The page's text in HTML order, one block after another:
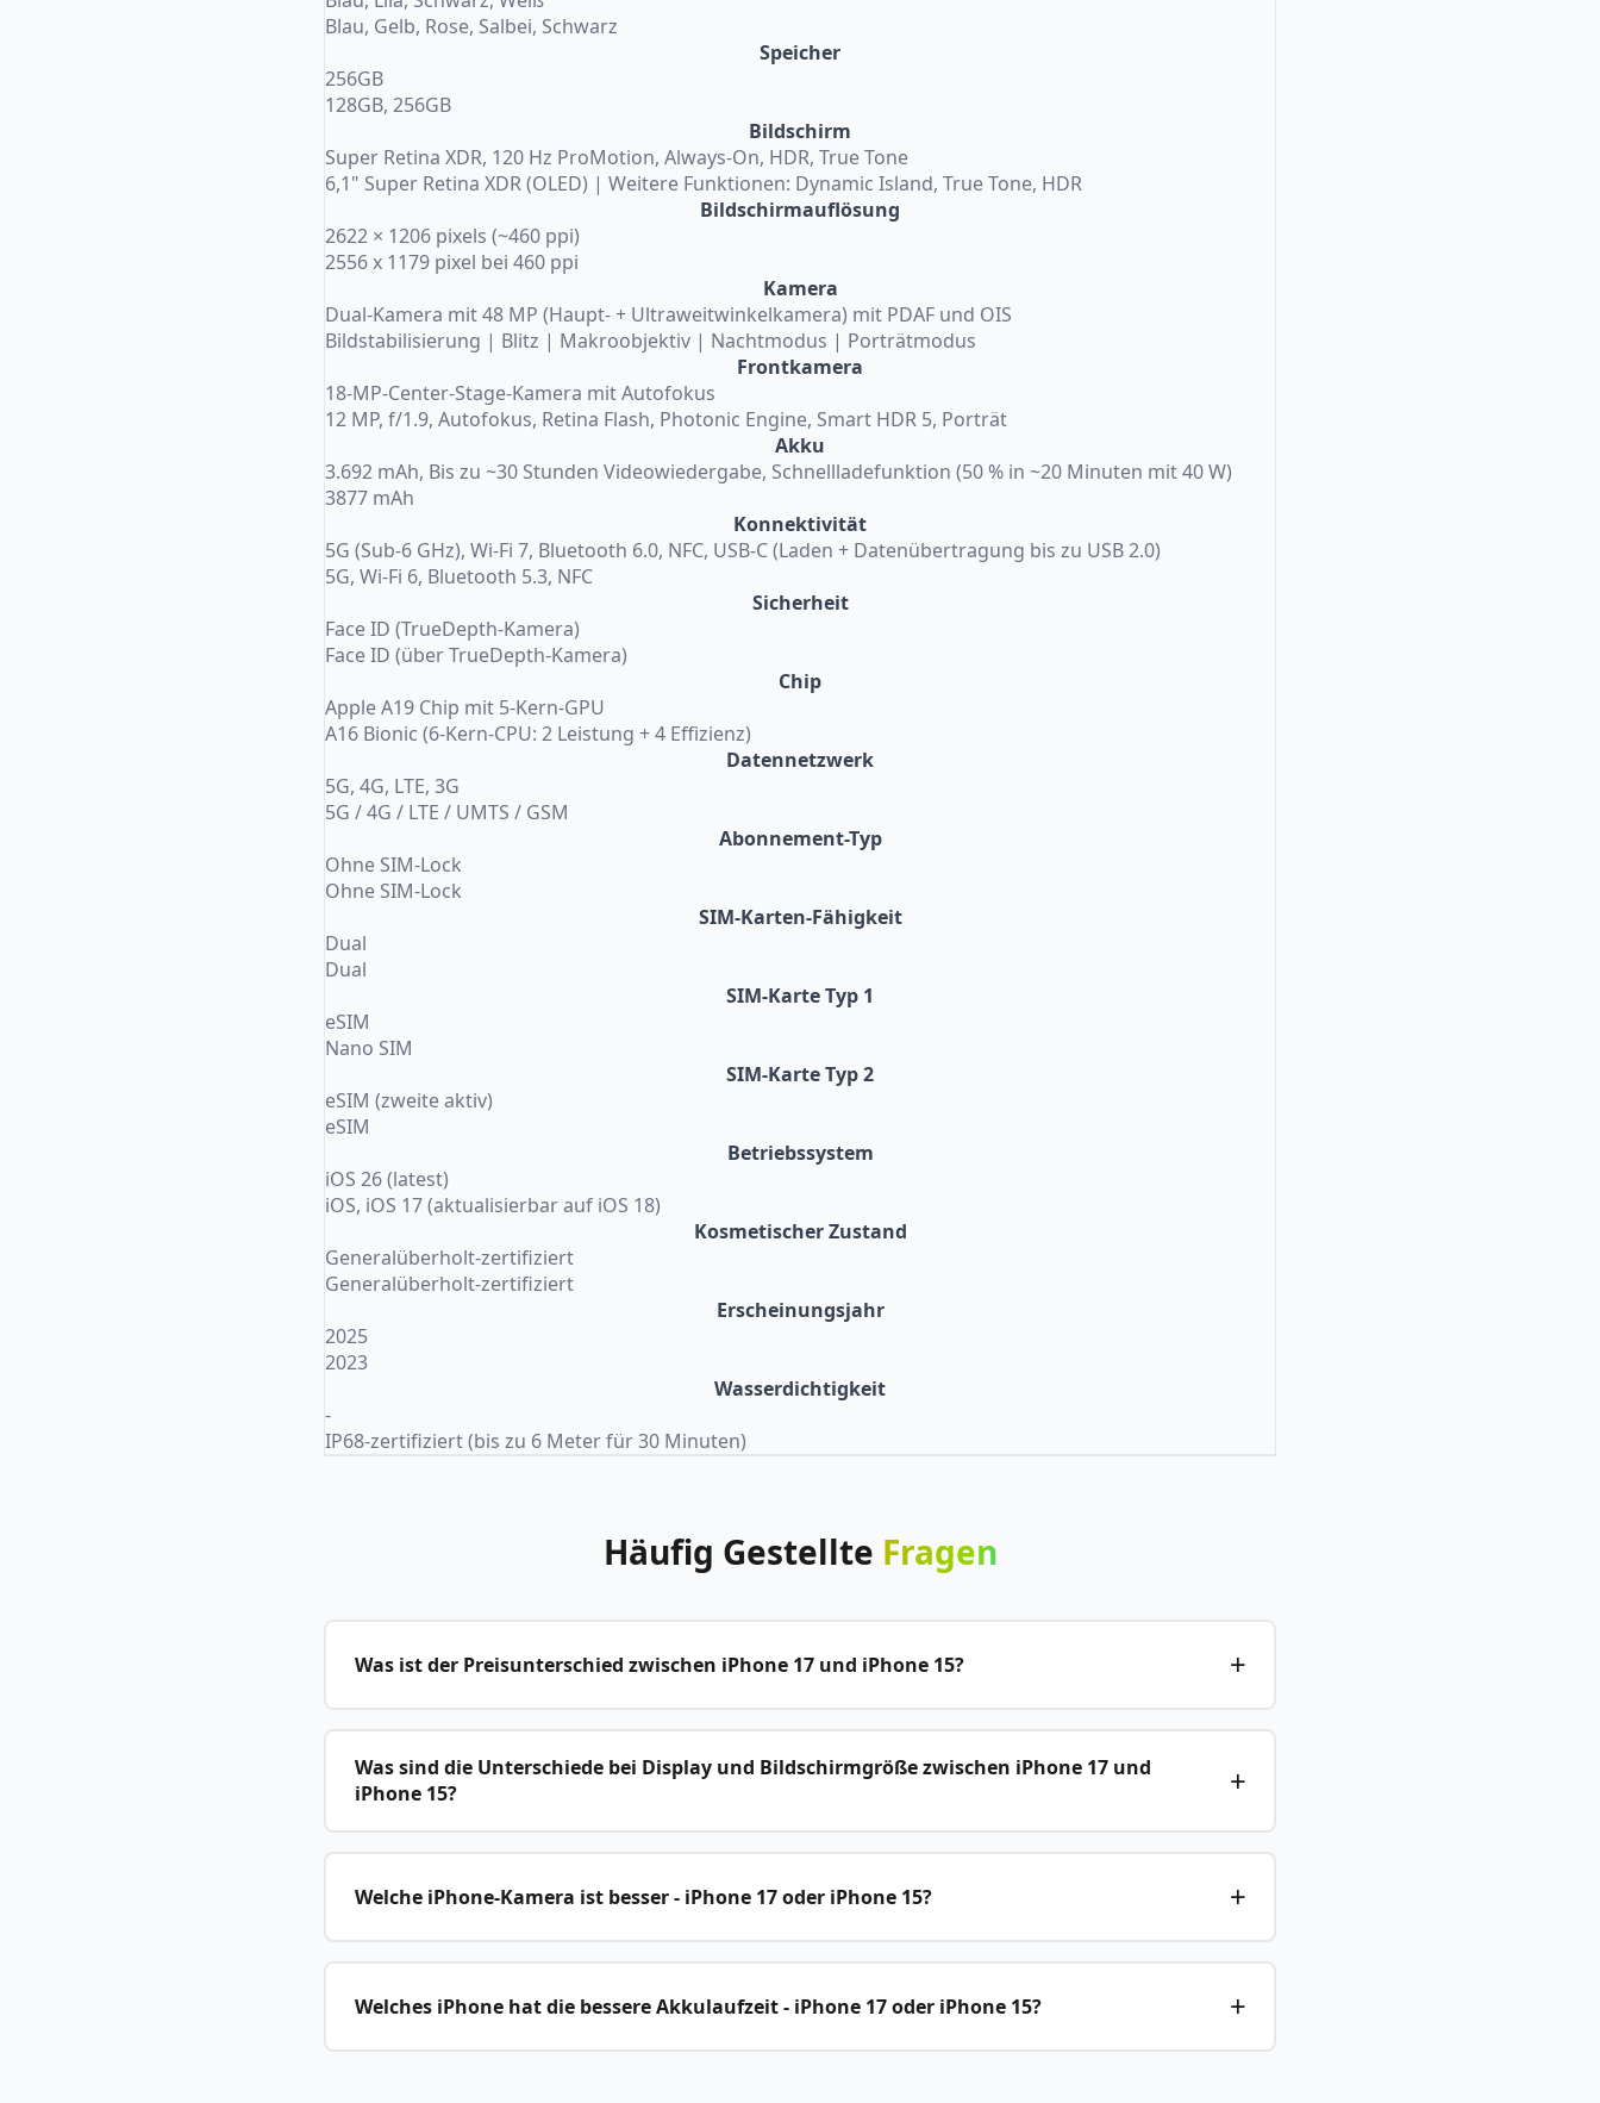
Blau, Gelb, Rose, Salbei, Schwarz
Speicher
256GB
128GB, 256GB
Bildschirm
Super Retina XDR, 120 Hz ProMotion, Always-On, HDR, True Tone
6,1" Super Retina XDR (OLED) | Weitere Funktionen: Dynamic Island, True Tone, HDR
Bildschirmauflösung
2622 × 1206 pixels (~460 ppi)
2556 x 1179 pixel bei 460 ppi
Kamera
Dual-Kamera mit 48 MP (Haupt- + Ultraweitwinkelkamera) mit PDAF und OIS
Bildstabilisierung | Blitz | Makroobjektiv | Nachtmodus | Porträtmodus
Frontkamera
18-MP-Center-Stage-Kamera mit Autofokus
12 MP, f/1.9, Autofokus, Retina Flash, Photonic Engine, Smart HDR 5, Porträt
Akku
3.692 mAh, Bis zu ~30 Stunden Videowiedergabe, Schnellladefunktion (50 % in ~20 Minuten mit 40 W)
3877 mAh
Konnektivität
5G (Sub-6 GHz), Wi-Fi 7, Bluetooth 6.0, NFC, USB-C (Laden + Datenübertragung bis zu USB 2.0)
5G, Wi-Fi 6, Bluetooth 5.3, NFC
Sicherheit
Face ID (TrueDepth-Kamera)
Face ID (über TrueDepth-Kamera)
Chip
Apple A19 Chip mit 5-Kern-GPU
A16 Bionic (6-Kern-CPU: 2 Leistung + 4 Effizienz)
Datennetzwerk
5G, 4G, LTE, 3G
5G / 4G / LTE / UMTS / GSM
Abonnement-Typ
Ohne SIM-Lock
Ohne SIM-Lock
SIM-Karten-Fähigkeit
Dual
Dual
SIM-Karte Typ 1
eSIM
Nano SIM
SIM-Karte Typ 2
eSIM (zweite aktiv)
eSIM
Betriebssystem
iOS 26 (latest)
iOS, iOS 17 (aktualisierbar auf iOS 18)
Kosmetischer Zustand
Generalüberholt-zertifiziert
Generalüberholt-zertifiziert
Erscheinungsjahr
2025
2023
Wasserdichtigkeit
-
IP68-zertifiziert (bis zu 6 Meter für 30 Minuten)
Häufig Gestellte Fragen
Was ist der Preisunterschied zwischen iPhone 17 und iPhone 15?
Was sind die Unterschiede bei Display und Bildschirmgröße zwischen iPhone 17 und
iPhone 15?
Welche iPhone-Kamera ist besser - iPhone 17 oder iPhone 15?
Welches iPhone hat die bessere Akkulaufzeit - iPhone 17 oder iPhone 15?